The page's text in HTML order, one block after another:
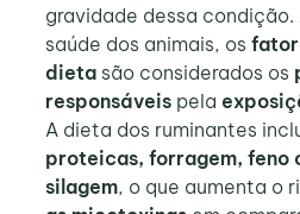
gravidade dessa
saúde dos animais, os
dietasão considerados os
responsáveispela
A dieta dos ruminantes
proteicas, forragem, feno
silagem, o que aumenta o